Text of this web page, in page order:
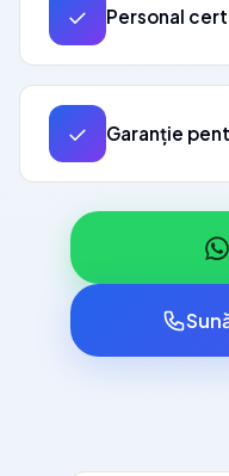
✓ Personal
✓ Garanție